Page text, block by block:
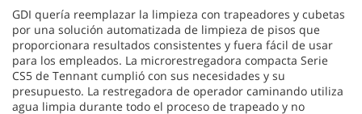
GDI quería reemplazar la limpieza con trapeadores y cubetas
por una solución automatizada de limpieza de pisos que
proporcionara resultados consistentes y fuera fácil de usar
para los empleados. La microrestregadora compacta Serie
CS5 de Tennant cumplió con sus necesidades y su
presupuesto. La restregadora de operador caminando utiliza
agua limpia durante todo el proceso de trapeado y no